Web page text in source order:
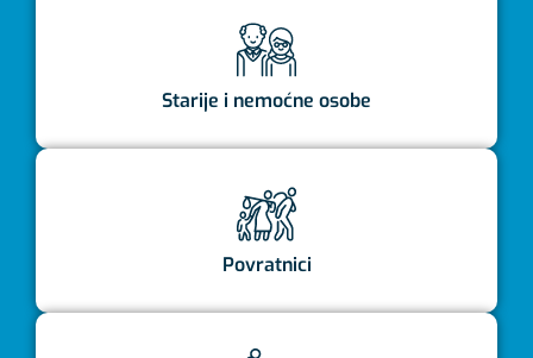
Starije i nemoćne osobe
Povratnici